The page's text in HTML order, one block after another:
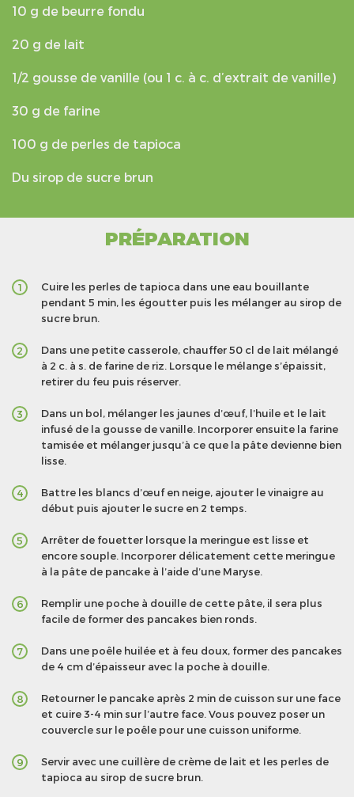
10 g de beurre fondu
20 g de lait
1/2 gousse de vanille (ou 1 c. à c. d’extrait de vanille)
30 g de farine
100 g de perles de tapioca
Du sirop de sucre brun
PRÉPARATION
1
Cuire les perles de tapioca dans une eau bouillante
pendant 5 min, les égoutter puis les mélanger au sirop de
sucre brun.
2
Dans une petite casserole, chauffer 50 cl de lait mélangé
à 2 c. à s. de farine de riz. Lorsque le mélange s’épaissit,
retirer du feu puis réserver.
3
Dans un bol, mélanger les jaunes d’œuf, l’huile et le lait
infusé de la gousse de vanille. Incorporer ensuite la farine
tamisée et mélanger jusqu’à ce que la pâte devienne bien
lisse.
4
Battre les blancs d’œuf en neige, ajouter le vinaigre au
début puis ajouter le sucre en 2 temps.
5
Arrêter de fouetter lorsque la meringue est lisse et
encore souple. Incorporer délicatement cette meringue
à la pâte de pancake à l’aide d’une Maryse.
6
Remplir une poche à douille de cette pâte, il sera plus
facile de former des pancakes bien ronds.
7
Dans une poêle huilée et à feu doux, former des pancakes
de 4 cm d’épaisseur avec la poche à douille.
8
Retourner le pancake après 2 min de cuisson sur une face
et cuire 3-4 min sur l’autre face. Vous pouvez poser un
couvercle sur le poêle pour une cuisson uniforme.
9
Servir avec une cuillère de crème de lait et les perles de
tapioca au sirop de sucre brun.